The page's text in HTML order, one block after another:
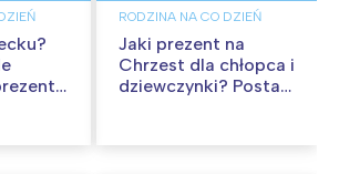
RODZINA NA CO DZIEŃ
Jaki prezent na
Chrzest dla chłopca i
dziewczynki? Postaw